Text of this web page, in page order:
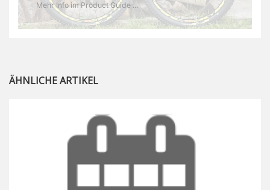
Mehr Info im Product Guide ...
ÄHNLICHE ARTIKEL